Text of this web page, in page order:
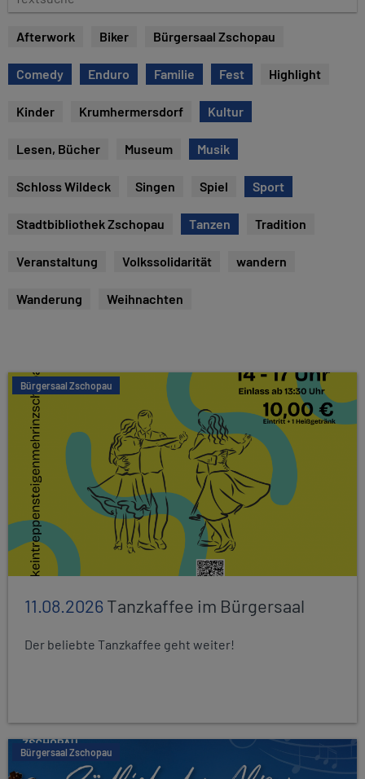
e
s
u
Afterwork Biker Bürgersaal Zschopau
Comedy Enduro Familie Fest Highlight
Kinder Krumhermersdorf Kultur
Lesen, Bücher Museum Musik
Schloss Wildeck Singen Spiel Sport
Stadtbibliothek Zschopau Tanzen Tradition
Veranstaltung Volkssolidarität wandern
Wanderung Weihnachten
Bürgersaal Zschopau
11.08.2026Tanzkaffee im Bürgersaal
Der beliebte Tanzkaffee geht weiter!
Bürgersaal Zschopau